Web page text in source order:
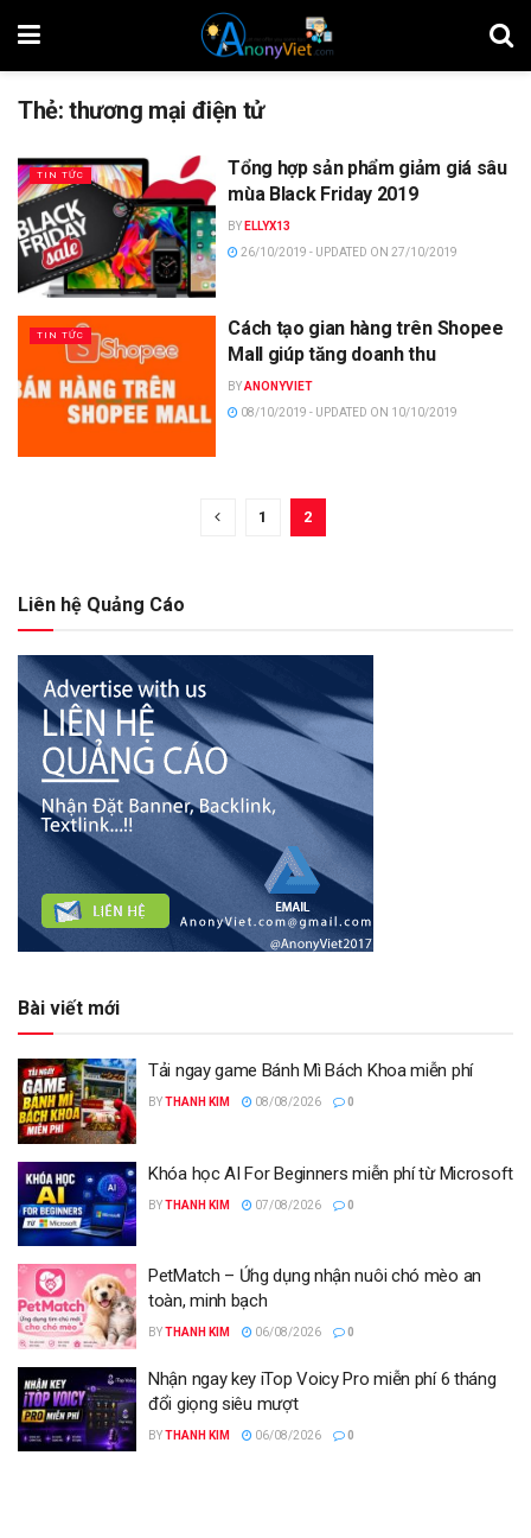
Thẻ:thương mại điện tử
TIN TỨC
Tổng hợp sản phẩm giảm giá sâu
mùa Black Friday 2019
BY ELLYX13
26/10/2019 - UPDATED ON 27/10/2019
TIN TỨC
Cách tạo gian hàng trên Shopee
Mall giúp tăng doanh thu
BYANONYVIET
08/10/2019 - UPDATED ON 10/10/2019
1 2
Liên hệ Quảng Cáo
Bài viết mới
Tải ngay game Bánh Mì Bách Khoa miễn phí
BYTHANH KIM 08/08/2026 0
Khóa học AI For Beginners miễn phí từ Microsoft
BYTHANH KIM 07/08/2026 0
PetMatch – Ứng dụng nhận nuôi chó mèo an
toàn, minh bạch
BYTHANH KIM 06/08/2026 0
Nhận ngay key iTop Voicy Pro miễn phí 6 tháng
đổi giọng siêu mượt
BYTHANH KIM 06/08/2026 0